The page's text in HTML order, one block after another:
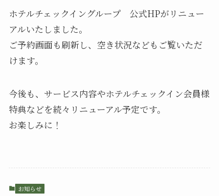
ホテルチェックイングループ 公式HPがリニュー
アルいたしました。
ご予約画面も刷新し、空き状況などもご覧いただ
けます。
今後も、サービス内容やホテルチェックイン会員様
特典などを続々リニューアル予定です。
お楽しみに！
お知らせ